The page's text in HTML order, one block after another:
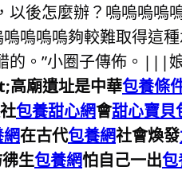
，以後怎麼辦？嗚嗚嗚嗚
嗚嗚嗚夠較難取得這
的。”小圈子傳佈。|||
高廟遺址是中華包養條
包養甜心網會甜心寶貝
網在古代包養網社會煥發
彿生包養網怕自己一出包